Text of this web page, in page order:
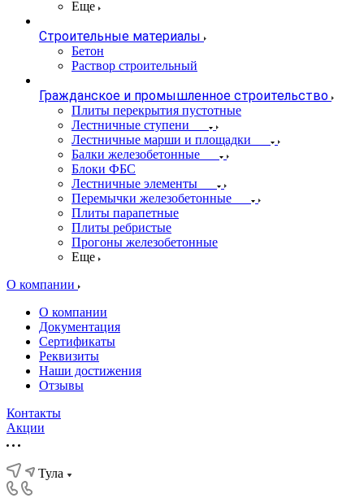
Еще
Строительные материалы
Бетон
Раствор строительный
Гражданское и промышленное строительство
Плиты перекрытия пустотные
Лестничные ступени
Лестничные марши и площадки
Балки железобетонные
Блоки ФБС
Лестничные элементы
Перемычки железобетонные
Плиты парапетные
Плиты ребристые
Прогоны железобетонные
Еще
О компании
О компании
Документация
Сертификаты
Реквизиты
Наши достижения
Отзывы
Контакты
Акции
Тула